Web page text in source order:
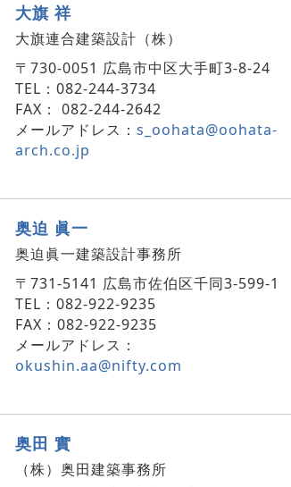
大旗 祥
大旗連合建築設計（株）
〒730-0051 広島市中区大手町3-8-24
TEL：082-244-3734
FAX： 082-244-2642
メールアドレス： s_oohata@oohata-
arch.co.jp
奥迫 眞一
奥迫眞一建築設計事務所
〒731-5141 広島市佐伯区千同3-599-1
TEL：082-922-9235
FAX：082-922-9235
メールアドレス：
okushin.aa@nifty.com
奥田 實
（株）奥田建築事務所